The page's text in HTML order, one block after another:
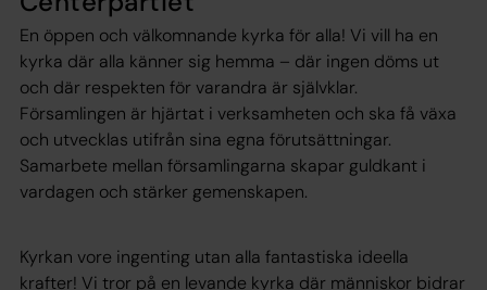
En öppen och välkomnande kyrka för alla! Vi vill ha en
kyrka där alla känner sig hemma – där ingen döms ut
och där respekten för varandra är självklar.
Församlingen är hjärtat i verksamheten och ska få växa
och utvecklas utifrån sina egna förutsättningar.
Samarbete mellan församlingarna skapar guldkant i
vardagen och stärker gemenskapen.
Kyrkan vore ingenting utan alla fantastiska ideella
krafter! Vi tror på en levande kyrka där människor bidrar